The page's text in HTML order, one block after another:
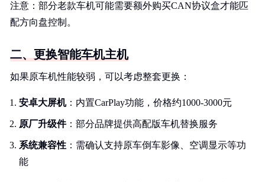
注意：部分老款车机可能需要额外购买CAN协议盒才能匹
配方向盘控制。
二、更换智能车机主机
如果原车机性能较弱，可以考虑整套更换：
安卓大屏机：内置CarPlay功能，价格约1000-3000元
原厂升级件：部分品牌提供高配版车机替换服务
系统兼容性 ：需确认支持原车倒车影像、空调显示等功
能